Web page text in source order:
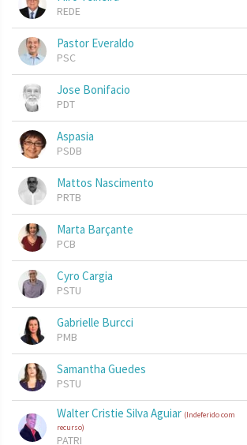
REDE
Pastor Everaldo
PSC
Jose Bonifacio
PDT
Aspasia
PSDB
Mattos Nascimento
PRTB
Marta Barçante
PCB
Cyro Cargia
PSTU
Gabrielle Burcci
PMB
Samantha Guedes
PSTU
Walter Cristie Silva Aguiar (Indeferido com
recurso)
PATRI